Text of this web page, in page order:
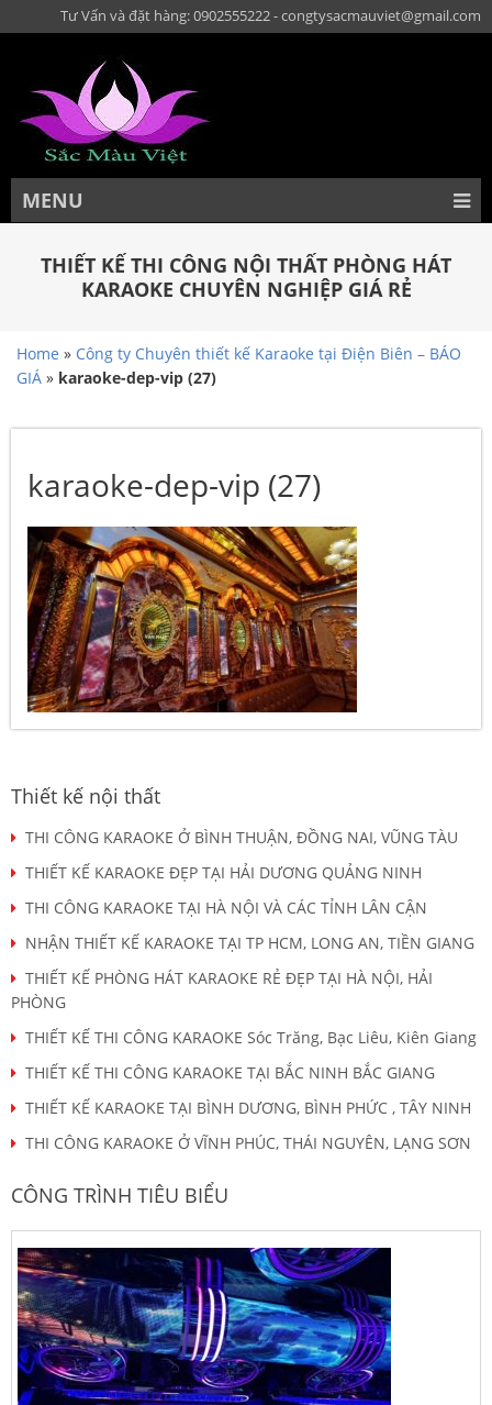
Tư Vấn và đặt hàng: 0902555222 - congtysacmauviet@gmail.com
MENU
THIẾT KẾ THI CÔNG NỘI THẤT PHÒNG HÁT
KARAOKE CHUYÊN NGHIỆP GIÁ RẺ
Home » Công ty Chuyên thiết kế Karaoke tại Điện Biên – BÁO
GIÁ » karaoke-dep-vip (27)
karaoke-dep-vip (27)
Thiết kế nội thất
THI CÔNG KARAOKE Ở BÌNH THUẬN, ĐỒNG NAI, VŨNG TÀU
THIẾT KẾ KARAOKE ĐẸP TẠI HẢI DƯƠNG QUẢNG NINH
THI CÔNG KARAOKE TẠI HÀ NỘI VÀ CÁC TỈNH LÂN CẬN
NHẬN THIẾT KẾ KARAOKE TẠI TP HCM, LONG AN, TIỀN GIANG
THIẾT KẾ PHÒNG HÁT KARAOKE RẺ ĐẸP TẠI HÀ NỘI, HẢI
PHÒNG
THIẾT KẾ THI CÔNG KARAOKE Sóc Trăng, Bạc Liêu, Kiên Giang
THIẾT KẾ THI CÔNG KARAOKE TẠI BẮC NINH BẮC GIANG
THIẾT KẾ KARAOKE TẠI BÌNH DƯƠNG, BÌNH PHỨC , TÂY NINH
THI CÔNG KARAOKE Ở VĨNH PHÚC, THÁI NGUYÊN, LẠNG SƠN
CÔNG TRÌNH TIÊU BIỂU